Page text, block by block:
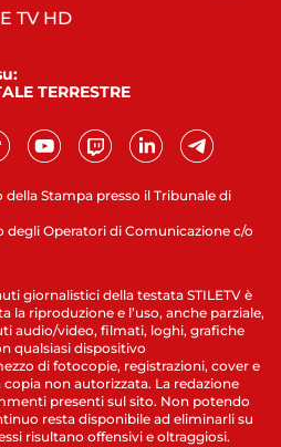
Stampa presso il Tribunale di
degli Operatori di Comunicazione c/o
TV HD
TERRESTRE
giornalistici della testata STILETV è
la riproduzione e l’uso, anche parziale,
audio/video, filmati, loghi, grafiche
qualsiasi dispositivo
di fotocopie, registrazioni, cover e
non autorizzata. La redazione
presenti sul sito. Non potendo
resta disponibile ad eliminarli su
risultano offensivi e oltraggiosi.